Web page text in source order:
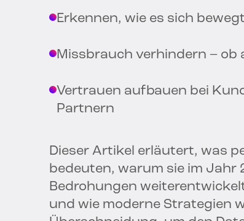
Erkennen, wie es sich bewegt
Missbrauch verhindern –
Vertrauen aufbauen bei
Partnern
Dieser Artikel erläutert, was
bedeuten, warum sie im Jahr
Bedrohungen
und wie moderne Strategien